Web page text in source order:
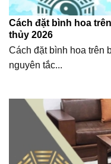
Cách đặt bình hoa
thủy 2026
Cách đặt bình hoa trên
nguyên tắc...